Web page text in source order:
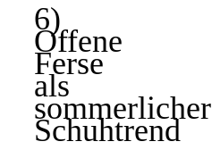
6)
Offene
Ferse
als
sommerlicher
Schuhtrend